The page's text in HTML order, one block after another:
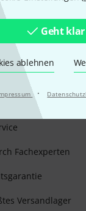
Geht klar
ablehnen
·
und sicher
Amazon Pay,
oder Kreditkarte.
Garantie
Back-Garantie
Fachexperten
Versandlager